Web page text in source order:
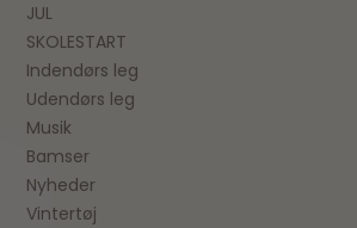
JUL
SKOLESTART
Indendørs leg
Udendørs leg
Musik
Bamser
Nyheder
Vintertøj